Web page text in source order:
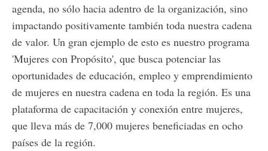
agenda, no sólo hacia adentro de la organización, sino
impactando positivamente también toda nuestra cadena
de valor. Un gran ejemplo de esto es nuestro programa
'Mujeres con Propósito', que busca potenciar las
oportunidades de educación, empleo y emprendimiento
de mujeres en nuestra cadena en toda la región. Es una
plataforma de capacitación y conexión entre mujeres,
que lleva más de 7,000 mujeres beneficiadas en ocho
países de la región.